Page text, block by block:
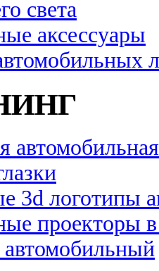
света
аксессуары
3d логотипы
проекторы